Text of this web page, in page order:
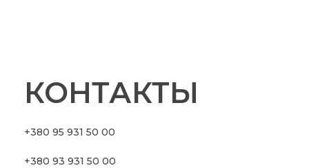
КОНТАКТЫ
+380 95 931 50 00
+380 93 931 50 00